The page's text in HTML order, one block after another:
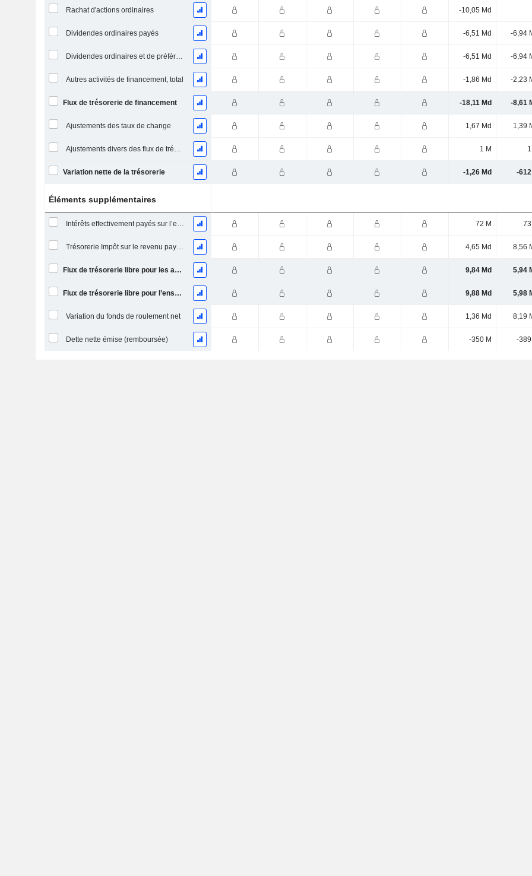
Rachat d'actions ordinaires -10,05 Md
Dividendes ordinaires payés -6,51 Md -6,94
Dividendes ordinaires et de préférence payés -6,51 Md -6,94
Autres activités de financement, total -1,86 Md -2,23
Flux de trésorerie de financement -18,11 Md -8,61
Ajustements des taux de change 1,67 Md 1,39
Ajustements divers des flux de trésorerie 1 M
Variation nette de la trésorerie -1,26 Md -612
Éléments supplémentaires
Intérêts effectivement payés sur l’exercice 72 M 73
Trésorerie Impôt sur le revenu payé (remboursement)Impôt effectivement payé (remboursé) sur l’exercice 4,65 Md 8,56
Flux de trésorerie libre pour les actionnaires FCFE 9,84 Md 5,94
Flux de trésorerie libre pour l’ensemble des pourvoyeurs de fonds (créanciers et actionnaires) FCFF 9,88 Md 5,98
Variation du fonds de roulement net 1,36 Md 8,19
Dette nette émise (remboursée) -350 M -389